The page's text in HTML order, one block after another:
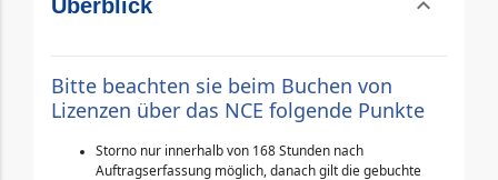
Überblick Toggle
expand_less
Bitte beachten sie beim Buchen von
Lizenzen über das NCE folgende Punkte
Storno nur innerhalb von 168 Stunden nach
Auftragserfassung möglich, danach gilt die gebuchte